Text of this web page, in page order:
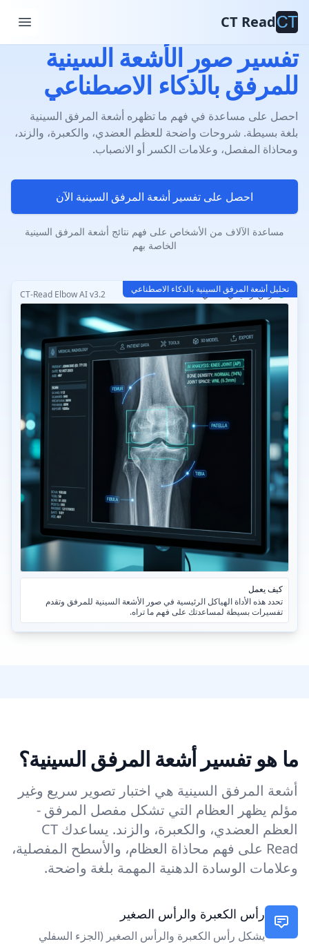
CT Read
تفسير صور الأشعة السينية
للمرفق بالذكاء الاصطناعي
احصل على مساعدة في فهم ما تظهره أشعة المرفق السينية
بلغة بسيطة. شروحات واضحة للعظم العضدي، والكعبرة، والزند،
ومحاذاة المفصل، وعلامات الكسر أو الانصباب.
احصل على تفسير أشعة المرفق السينية الآن
مساعدة الآلاف من الأشخاص على فهم نتائج أشعة المرفق السينية
الخاصة بهم
تحليل أشعة المرفق السينية بالذكاء الاصطناعي
عرض توضيحي تفاعلي CT-Read Elbow AI v3.2
كيف يعمل
تحدد هذه الأداة الهياكل الرئيسية في صور الأشعة السينية للمرفق وتقدم
تفسيرات بسيطة لمساعدتك على فهم ما تراه.
ما هو تفسير أشعة المرفق السينية؟
أشعة المرفق السينية هي اختبار تصوير سريع وغير
مؤلم يظهر العظام التي تشكل مفصل المرفق -
العظم العضدي، والكعبرة، والزند. يساعدك CT
Read على فهم محاذاة العظام، والأسطح المفصلية،
وعلامات الوسادة الدهنية المهمة بلغة واضحة.
رأس الكعبرة والرأس الصغير
يشكل رأس الكعبرة والرأس الصغير (الجزء السفلي